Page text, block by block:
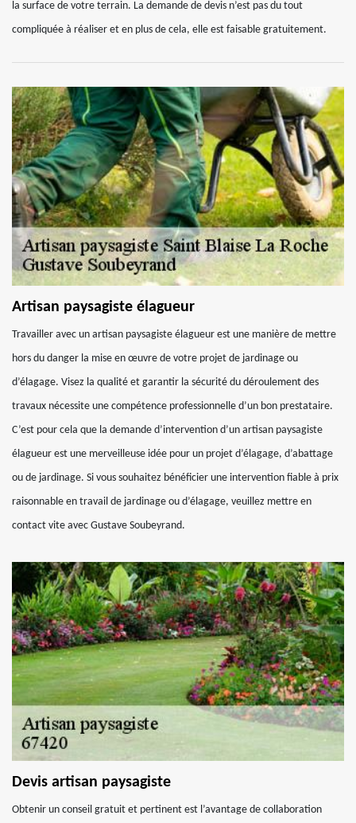
la surface de votre terrain. La demande de devis n’est pas du tout
compliquée à réaliser et en plus de cela, elle est faisable gratuitement.
Artisan paysagiste élagueur
Travailler avec un artisan paysagiste élagueur est une manière de mettre
hors du danger la mise en œuvre de votre projet de jardinage ou
d’élagage. Visez la qualité et garantir la sécurité du déroulement des
travaux nécessite une compétence professionnelle d’un bon prestataire.
C’est pour cela que la demande d’intervention d’un artisan paysagiste
élagueur est une merveilleuse idée pour un projet d’élagage, d’abattage
ou de jardinage. Si vous souhaitez bénéficier une intervention fiable à prix
raisonnable en travail de jardinage ou d’élagage, veuillez mettre en
contact vite avec Gustave Soubeyrand.
Devis artisan paysagiste
Obtenir un conseil gratuit et pertinent est l’avantage de collaboration